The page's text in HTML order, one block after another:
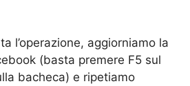
l’operazione, aggiorniamo la
(basta premere F5 sul
bacheca) e ripetiamo